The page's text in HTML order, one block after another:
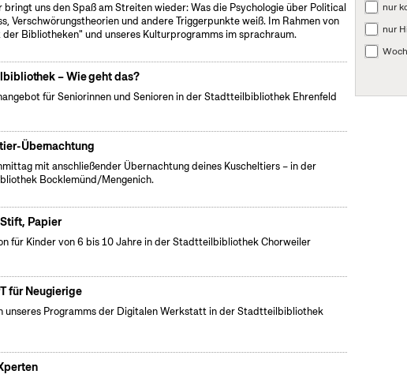
bringt uns den Spaß am Streiten wieder: Was die Psychologie über Political
Verschwörungstheorien und andere Triggerpunkte weiß. Im Rahmen von
Bibliotheken" und unseres Kulturprogramms im sprachraum.
– Wie geht das?
für Seniorinnen und Senioren in der Stadtteilbibliothek Ehrenfeld
Übernachtung
mit anschließender Übernachtung deines Kuscheltiers – in der
Bocklemünd/Mengenich.
Papier
für Kinder von 6 bis 10 Jahre in der Stadtteilbibliothek Chorweiler
für Neugierige
unseres Programms der Digitalen Werkstatt in der Stadtteilbibliothek
nur
nur